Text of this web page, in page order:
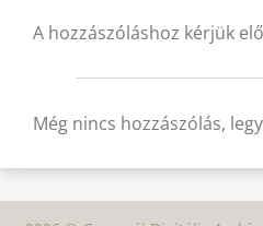
A hozzászóláshoz kérjük
Még nincs hozzászólás,